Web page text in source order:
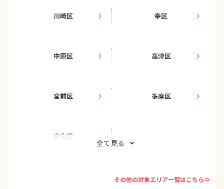
川崎区 幸区
中原区 高津区
宮前区 多摩区
麻生区
全て見る
その他の対象エリア一覧はこちら⇒